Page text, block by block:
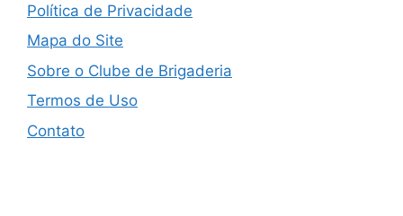
Política de Privacidade
Mapa do Site
Sobre o Clube de Brigaderia
Termos de Uso
Contato